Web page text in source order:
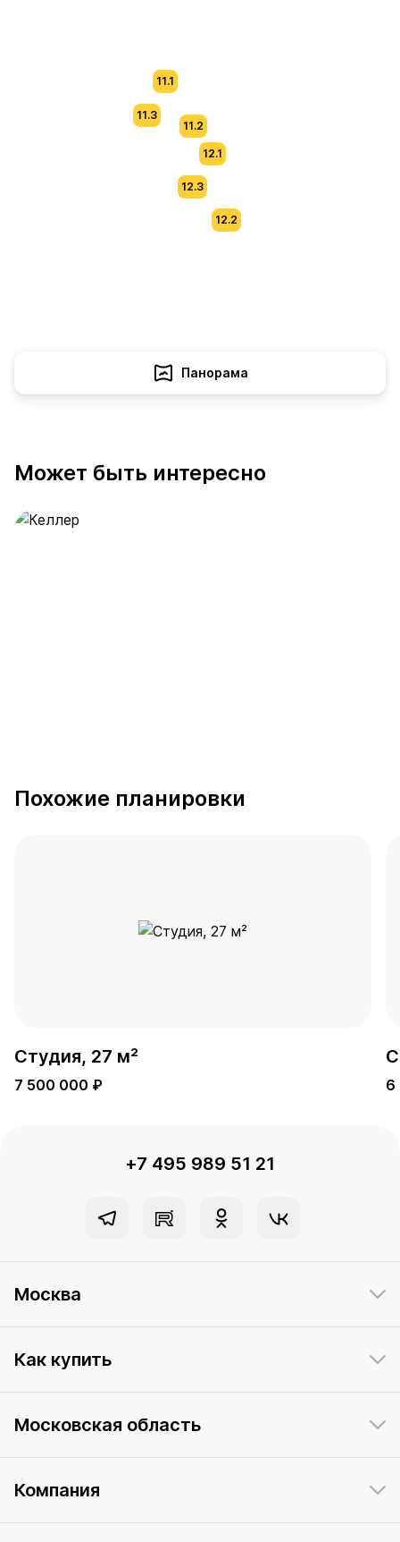
11.3
11.1
11.2
12.1
12.2
12.3
Панорама
Может быть интересно
Похожие планировки
Студия, 27 м²
7 500 000 ₽ 6
+7 495 989 51 21
Москва
Как купить
Московская область
Компания